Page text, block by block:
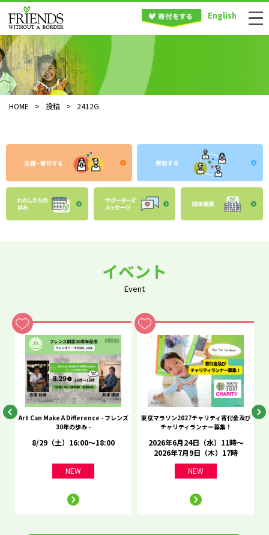
English
HOME > 投稿 > 2412G
イベント
Event
Art Can Make A Difference - フレンズ
30年の歩み -
8/29（土）16:00～18:00
NEW
東京マラソン2027チャリティ寄付金及び
チャリティランナー募集！
2026年6月24日（水）11時～
2026年7月9日（木）17時
NEW